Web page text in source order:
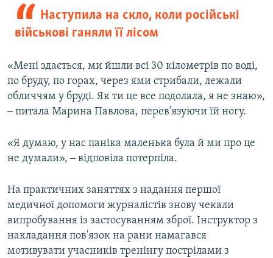
Наступила на скло, коли російські
військові ганяли її лісом
«Мені здається, ми йшли всі 30 кілометрів по воді,
по бруду, по горах, через ями стрибали, лежали
обличчям у бруді. Як ти це все подолала, я не знаю»,
‒ питала Марина Павлова, перев'язуючи їй ногу.
«Я думаю, у нас паніка маленька була й ми про це
не думали», ‒ відповіла потерпіла.
На практичних заняттях з надання першої
медичної допомоги журналістів знову чекали
випробування із застосуванням зброї. Інструктор з
накладання пов'язок на рани намагався
мотивувати учасників тренінгу пострілами з